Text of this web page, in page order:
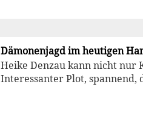
Dämonenjagd im heutigen
Heike Denzau kann nicht nur
Interessanter Plot, spannend,